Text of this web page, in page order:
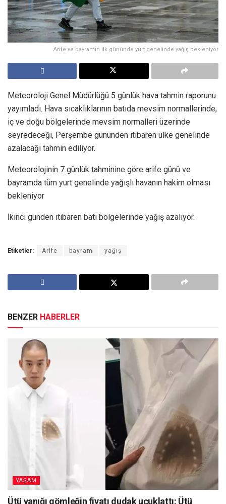
Arife ve bayramın ilk gününde yurt genelinde yağış bekleniyor
Meteoroloji Genel Müdürlüğü 5 günlük hava tahmin raporunu
yayımladı. Hava sıcaklıklarının batıda mevsim normallerinde,
iç ve doğu bölgelerinde mevsim normalleri üzerinde
seyredeceği, Perşembe gününden itibaren ülke genelinde
azalacağı tahmin ediliyor.
Meteorolojinin 7 günlük tahminine göre arife günü ve
bayramda tüm yurt genelinde yağışlı havanın hakim olması
bekleniyor
İkinci günden itibaren batı bölgelerinde yağış azalıyor.
Etiketler: Arife bayram yağış
BENZER HABERLER
YAŞAM
Ütü yanığı gömleğin fiyatı dudak uçuklattı: Ütü